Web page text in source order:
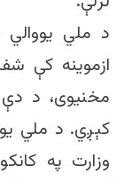
د ملي
ازموینه کې
مخنیوی، د
کېږي. د ملي
وزارت په